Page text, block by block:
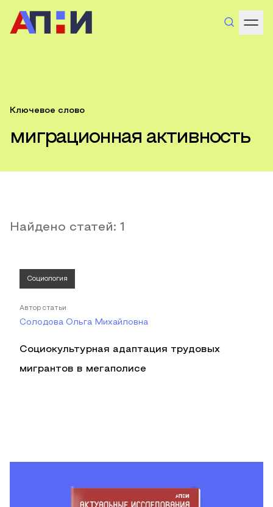
Ключевое слово
миграционная активность
Найдено статей: 1
Социология
Автор статьи
Солодова Ольга Михайловна
Социокультурная адаптация трудовых
мигрантов в мегаполисе